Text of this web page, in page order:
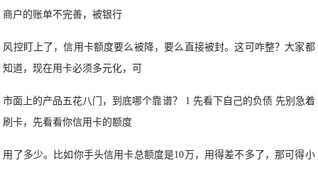
商户的账单不完善，被银行
风控盯上了，信用卡额度要么被降，要么直接被封。这可咋整？大家都
知道，现在用卡必须多元化，可
市面上的产品五花八门，到底哪个靠谱？ 1 先看下自己的负债 先别急着
刷卡，先看看你信用卡的额度
用了多少。比如你手头信用卡总额度是10万，用得差不多了，那可得小